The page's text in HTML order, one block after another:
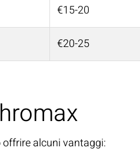
€15-20
€20-25
alcuni vantaggi: